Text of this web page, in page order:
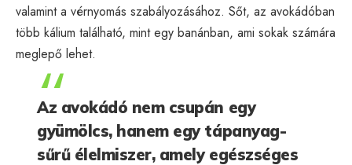
valamint a vérnyomás szabályozásához. Sőt, az avokádóban
több kálium található, mint egy banánban, ami sokak számára
meglepő lehet.
Az avokádó nem csupán egy
gyümölcs, hanem egy tápanyag-
sűrű élelmiszer, amely egészséges